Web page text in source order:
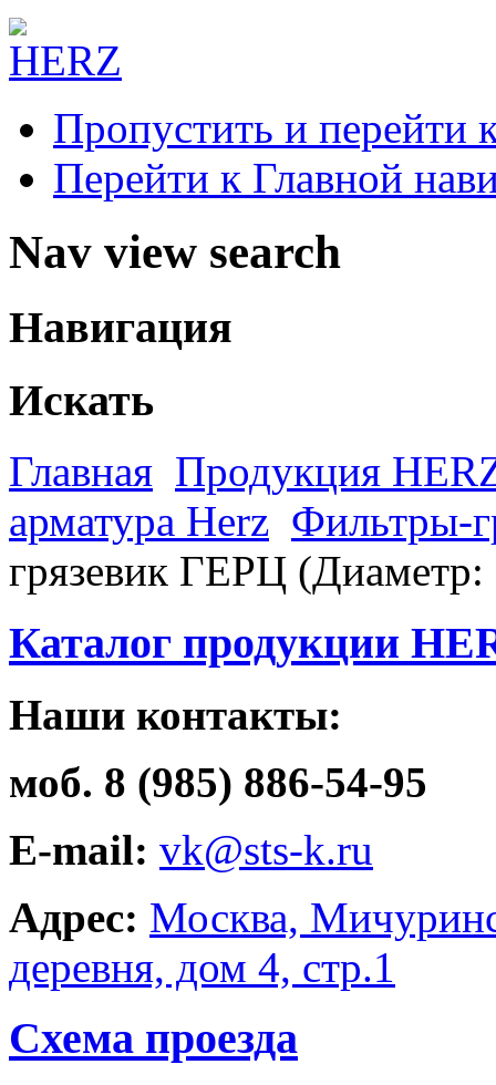
Пропустить и перейти
Перейти к Главной
Nav view search
Навигация
Искать
Главная Продукция
арматура Herz Фильтры-
грязевик ГЕРЦ (Диаметр:
Каталог продукции
Наши контакты:
моб. 8 (985) 886-54-95
E-mail: vk@sts-k.ru
Адрес: Москва,
деревня, дом 4, стр.1
Схема проезда